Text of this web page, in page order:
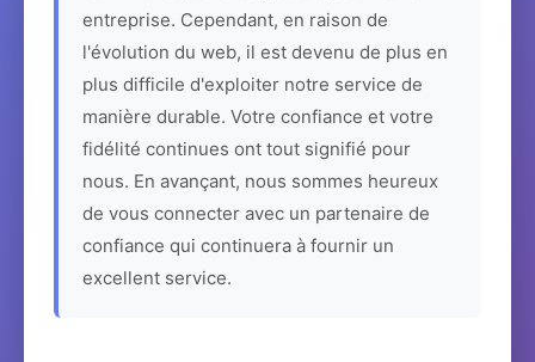
entreprise. Cependant, en raison de
l'évolution du web, il est devenu de plus en
plus difficile d'exploiter notre service de
manière durable. Votre confiance et votre
fidélité continues ont tout signifié pour
nous. En avançant, nous sommes heureux
de vous connecter avec un partenaire de
confiance qui continuera à fournir un
excellent service.